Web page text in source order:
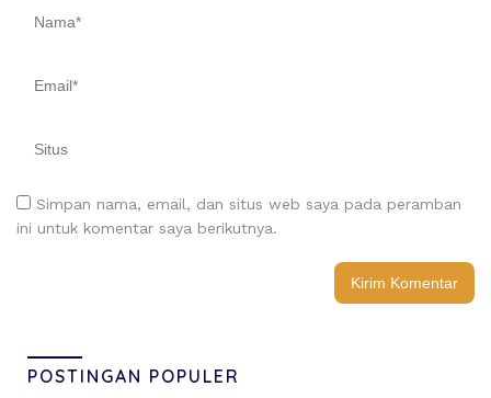
Simpan nama, email, dan situs web saya pada peramban
ini untuk komentar saya berikutnya.
POSTINGAN POPULER